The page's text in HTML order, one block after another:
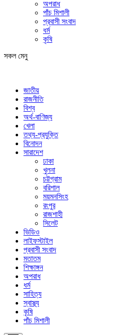
অপরাধ
পাঁচ মিশালী
প্রবাসী সংবাদ
ধর্ম
কৃষি
সকল মেনু
জাতীয়
রাজনীতি
বিশ্ব
অর্থ-বাণিজ্য
খেলা
তথ্য-প্রযুক্তি
বিনোদন
সারাদেশ
ঢাকা
খুলনা
চট্টগ্রাম
বরিশাল
ময়মনসিংহ
রংপুর
রাজশাহী
সিলেট
ভিডিও
লাইফস্টাইল
প্রবাসী সংবাদ
মতাতম
শিক্ষাঙ্গন
অপরাধ
ধর্ম
সাহিত্য
স্বাস্থ্য
কৃষি
পাঁচ মিশালী